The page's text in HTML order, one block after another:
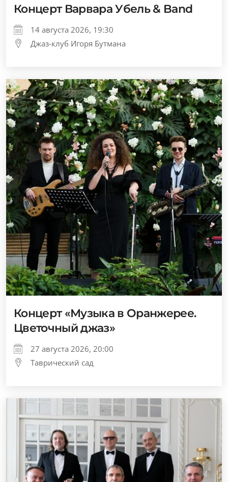
Концерт Варвара Убель & Band
14 августа 2026, 19:30
Джаз-клуб Игоря Бутмана
Концерт «Музыка в Оранжерее.
Цветочный джаз»
27 августа 2026, 20:00
Таврический сад